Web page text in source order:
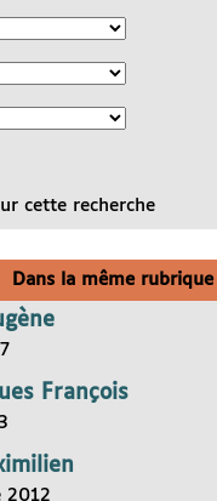
cette recherche
Dans la même rubrique
François
2012